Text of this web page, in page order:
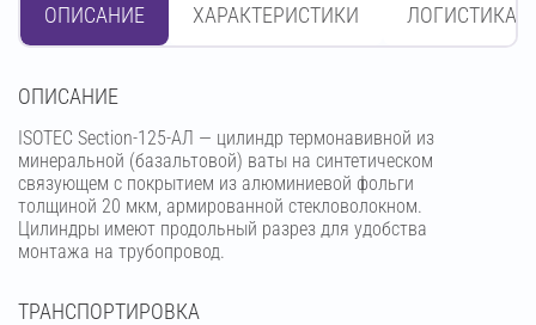
ОПИСАНИЕ ХАРАКТЕРИСТИКИ ЛОГИСТИКА
OПИСАНИЕ
ISOTEC Section-125-АЛ — цилиндр термонавивной из
минеральной (базальтовой) ваты на синтетическом
связующем с покрытием из алюминиевой фольги
толщиной 20 мкм, армированной стекловолокном.
Цилиндры имеют продольный разрез для удобства
монтажа на трубопровод.
ТРАНСПОРТИРОВКА